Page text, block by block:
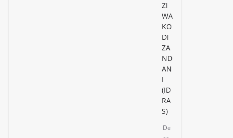
ZI
WA
KO
DI
ZA
ND
AN
I
(ID
RA
S)
De